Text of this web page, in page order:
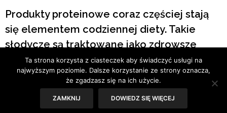
Produkty proteinowe coraz częściej stają
się elementem codziennej diety. Takie
słodycze są traktowane jako zdrowsze
alternatywy, a pozostałe artykuły
wybierane jako bardziej sycące składniki,
szczególnie w okresie wyznaczania
noworocznych postanowień. Jednak na co
Ta strona korzysta z ciasteczek aby świadczyć usługi na
najwyższym poziomie. Dalsze korzystanie ze strony oznacza,
że zgadzasz się na ich użycie.
ZAMKNIJ DOWIEDZ SIĘ WIĘCEJ